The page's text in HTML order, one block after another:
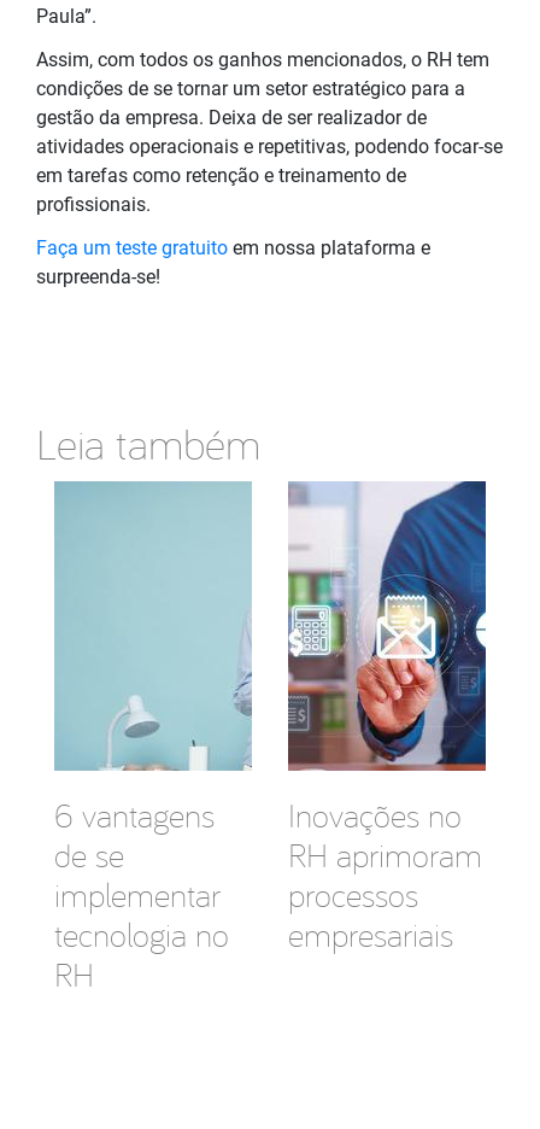
Paula”.
Assim, com todos os ganhos mencionados, o RH tem
condições de se tornar um setor estratégico para a
gestão da empresa. Deixa de ser realizador de
atividades operacionais e repetitivas, podendo focar-se
em tarefas como retenção e treinamento de
profissionais.
Faça um teste gratuito em nossa plataforma e
surpreenda-se!
Leia também
6 vantagens
de se
implementar
tecnologia no
RH
Inovações no
RH aprimoram
processos
empresariais